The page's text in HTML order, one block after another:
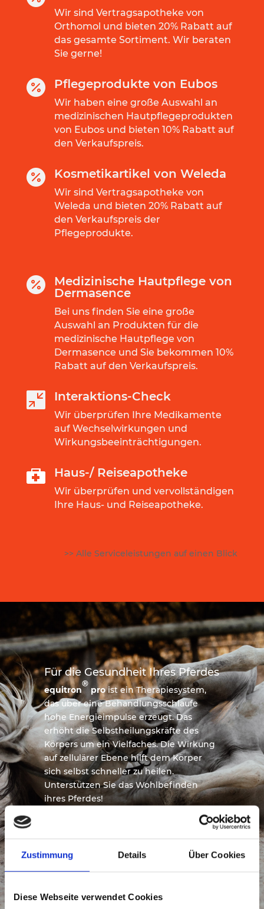
Zustimmung Details Über Cookies
Diese Webseite verwendet Cookies
Wir sind Vertragsapotheke von
Orthomol und bieten 20% Rabatt auf
das gesamte Sortiment. Wir beraten
Sie gerne!
 Pflegeprodukte von Eubos
Wir haben eine große Auswahl an
medizinischen Hautpflegeprodukten
von Eubos und bieten 10% Rabatt auf
den Verkaufspreis.
 Kosmetikartikel von Weleda
Wir sind Vertragsapotheke von
Weleda und bieten 20% Rabatt auf
den Verkaufspreis der
Pflegeprodukte.

Medizinische Hautpflege von
Dermasence
Bei uns finden Sie eine große
Auswahl an Produkten für die
medizinische Hautpflege von
Dermasence und Sie bekommen 10%
Rabatt auf den Verkaufspreis.
 Interaktions-Check
Wir überprüfen Ihre Medikamente
auf Wechselwirkungen und
Wirkungsbeeinträchtigungen.
Haus-/ Reiseapotheke
Wir überprüfen und vervollständigen
Ihre Haus- und Reiseapotheke.
>> Alle Serviceleistungen auf einen Blick
Für die Gesundheit Ihres Pferdes
equitron
®
proist ein Therapiesystem,
das über eine Behandlungsschlaufe
hohe Energieimpulse erzeugt. Das
erhöht die Selbstheilungskräfte des
Körpers um ein Vielfaches. Die Wirkung
auf zellulärer Ebene hilft dem Körper
sich selbst schneller zu heilen.
Unterstützen Sie das Wohlbefinden
ihres Pferdes!
Wir sind von diesem Produkt überzeugt.